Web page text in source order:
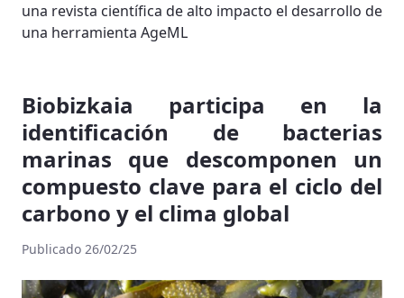
una revista científica de alto impacto el desarrollo de
una herramienta AgeML
Biobizkaia participa en la
identificación de bacterias
marinas que descomponen un
compuesto clave para el ciclo del
carbono y el clima global
Publicado 26/02/25